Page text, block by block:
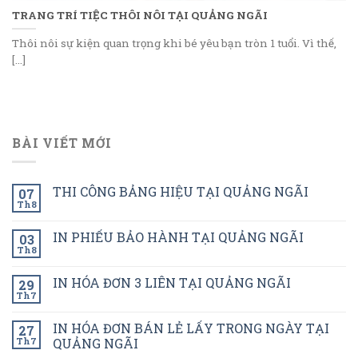
TRANG TRÍ TIỆC THÔI NÔI TẠI QUẢNG NGÃI
Thôi nôi sự kiện quan trọng khi bé yêu bạn tròn 1 tuổi. Vì thế,
[...]
BÀI VIẾT MỚI
07
Th8
THI CÔNG BẢNG HIỆU TẠI QUẢNG NGÃI
03
Th8
IN PHIẾU BẢO HÀNH TẠI QUẢNG NGÃI
29
Th7
IN HÓA ĐƠN 3 LIÊN TẠI QUẢNG NGÃI
27
Th7
IN HÓA ĐƠN BÁN LẺ LẤY TRONG NGÀY TẠI
QUẢNG NGÃI